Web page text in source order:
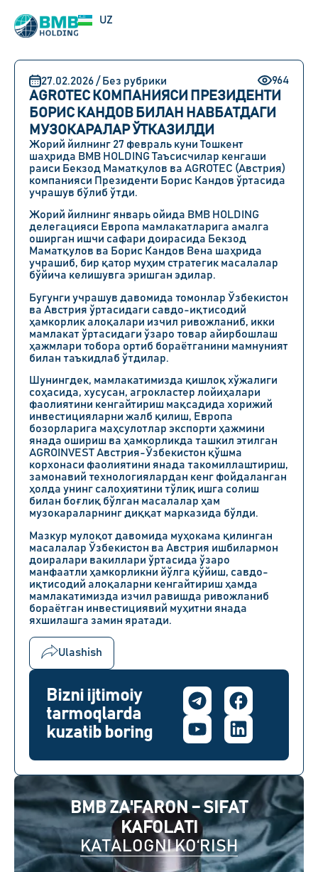
UZ
RU
BMB ZA'FARON – SIFAT
KAFOLATI
KATALOGNI KO‘RISH
27.02.2026 / Без рубрики 964
AGROTEC КОМПАНИЯСИ ПРЕЗИДЕНТИ
БОРИС КАНДОВ БИЛАН НАВБАТДАГИ
МУЗОКАРАЛАР ЎТКАЗИЛДИ
Жорий йилнинг 27 февраль куни Тошкент
шаҳрида BMB HOLDING Таъсисчилар кенгаши
раиси Бекзод Маматқулов ва AGROTEC (Австрия)
компанияси Президенти Борис Кандов ўртасида
учрашув бўлиб ўтди.
Жорий йилнинг январь ойида BMB HOLDING
делегацияси Европа мамлакатларига амалга
оширган ишчи сафари доирасида Бекзод
Маматқулов ва Борис Кандов Вена шаҳрида
учрашиб, бир қатор муҳим стратегик масалалар
бўйича келишувга эришган эдилар.
Бугунги учрашув давомида томонлар Ўзбекистон
ва Австрия ўртасидаги савдо-иқтисодий
ҳамкорлик алоқалари изчил ривожланиб, икки
мамлакат ўртасидаги ўзаро товар айирбошлаш
ҳажмлари тобора ортиб бораётганини мамнуният
билан таъкидлаб ўтдилар.
Шунингдек, мамлакатимизда қишлоқ хўжалиги
соҳасида, хусусан, агрокластер лойиҳалари
фаолиятини кенгайтириш мақсадида хорижий
инвестицияларни жалб қилиш, Европа
бозорларига маҳсулотлар экспорти ҳажмини
янада ошириш ва ҳамкорликда ташкил этилган
AGROINVEST Австрия-Ўзбекистон қўшма
корхонаси фаолиятини янада такомиллаштириш,
замонавий технологиялардан кенг фойдаланган
ҳолда унинг салоҳиятини тўлиқ ишга солиш
билан боғлиқ бўлган масалалар ҳам
музокараларнинг диққат марказида бўлди.
Мазкур мулоқот давомида муҳокама қилинган
масалалар Ўзбекистон ва Австрия ишбилармон
доиралари вакиллари ўртасида ўзаро
манфаатли ҳамкорликни йўлга қўйиш, савдо-
иқтисодий алоқаларни кенгайтириш ҳамда
мамлакатимизда изчил равишда ривожланиб
бораётган инвестициявий муҳитни янада
яхшилашга замин яратади.
Ulashish
Bizni ijtimoiy
tarmoqlarda
kuzatib boring